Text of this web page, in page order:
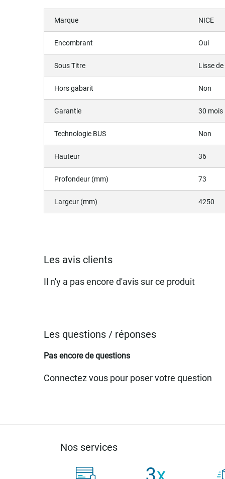
Marque NICE
Encombrant Oui
Sous Titre Lisse
Hors gabarit Non
Garantie 30 mois
Technologie BUS Non
Hauteur 36
Profondeur (mm) 73
Largeur (mm) 4250
Les avis clients
Il n'y a pas encore d'avis sur ce produit
Les questions / réponses
Pas encore de questions
Connectez vous pour poser votre question
Nos services